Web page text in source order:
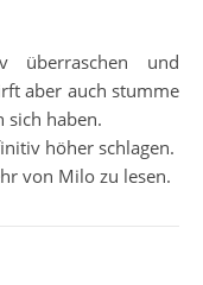
überraschen und
aber auch stumme
sich haben.
höher schlagen.
von Milo zu lesen.